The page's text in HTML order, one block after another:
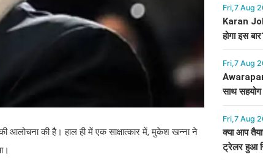
की है। हाल ही में एक साक्षात्कार में, मुकेश खन्ना ने
Fri,7 Aug
Karan
होगा इस
Fri,7 Aug
साथ सहयोग
Fri,7 Aug
क्या आप
ट्रेलर हुआ